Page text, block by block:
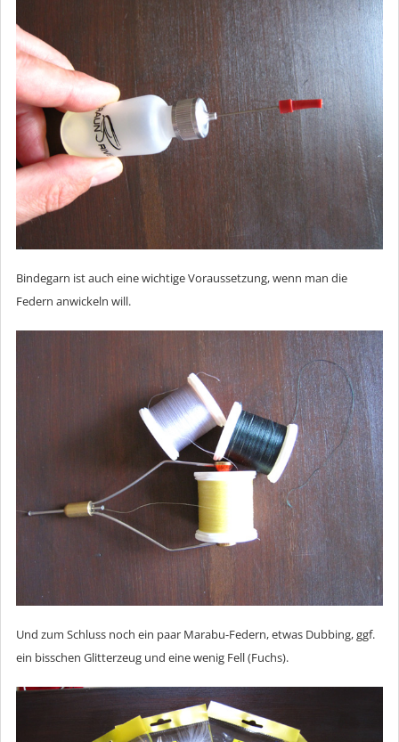
Bindegarn ist auch eine wichtige Voraussetzung, wenn man die
Federn anwickeln will.
Und zum Schluss noch ein paar Marabu-Federn, etwas Dubbing, ggf.
ein bisschen Glitterzeug und eine wenig Fell (Fuchs).